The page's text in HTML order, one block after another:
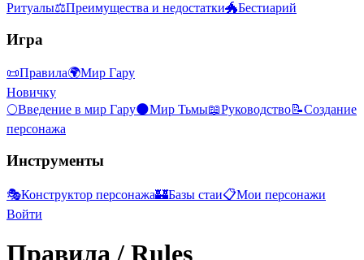
Ритуалы⚖️Преимущества и недостатки🐲Бестиарий
Игра
📜Правила🌍Мир Гару
Новичку
🌕Введение в мир Гару🌑Мир Тьмы📖Руководство📝Создание
персонажа
Инструменты
🎭Конструктор персонажа🏰Базы стаи📋Мои персонажи
Войти
Правила / Rules